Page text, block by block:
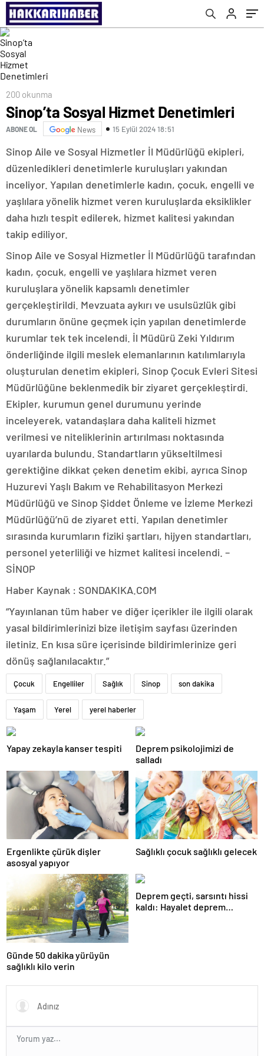
200 okunma
Sinop’ta Sosyal Hizmet Denetimleri
ABONE OL News 15 Eylül 2024 18:51
Sinop Aile ve Sosyal Hizmetler İl Müdürlüğü ekipleri,
düzenledikleri denetimlerle kuruluşları yakından
inceliyor. Yapılan denetimlerle kadın, çocuk, engelli ve
yaşlılara yönelik hizmet veren kuruluşlarda eksiklikler
daha hızlı tespit edilerek, hizmet kalitesi yakından
takip ediliyor.
Sinop Aile ve Sosyal Hizmetler İl Müdürlüğü tarafından
kadın, çocuk, engelli ve yaşlılara hizmet veren
kuruluşlara yönelik kapsamlı denetimler
gerçekleştirildi. Mevzuata aykırı ve usulsüzlük gibi
durumların önüne geçmek için yapılan denetimlerde
kurumlar tek tek incelendi. İl Müdürü Zeki Yıldırım
önderliğinde ilgili meslek elemanlarının katılımlarıyla
oluşturulan denetim ekipleri, Sinop Çocuk Evleri Sitesi
Müdürlüğüne beklenmedik bir ziyaret gerçekleştirdi.
Ekipler, kurumun genel durumunu yerinde
inceleyerek, vatandaşlara daha kaliteli hizmet
verilmesi ve niteliklerinin artırılması noktasında
uyarılarda bulundu. Standartların yükseltilmesi
gerektiğine dikkat çeken denetim ekibi, ayrıca Sinop
Huzurevi Yaşlı Bakım ve Rehabilitasyon Merkezi
Müdürlüğü ve Sinop Şiddet Önleme ve İzleme Merkezi
Müdürlüğü’nü de ziyaret etti. Yapılan denetimler
sırasında kurumların fiziki şartları, hijyen standartları,
personel yeterliliği ve hizmet kalitesi incelendi. –
SİNOP
Haber Kaynak : SONDAKIKA.COM
“Yayınlanan tüm haber ve diğer içerikler ile ilgili olarak
yasal bildirimlerinizi bize iletişim sayfası üzerinden
iletiniz. En kısa süre içerisinde bildirimlerinize geri
dönüş sağlanılacaktır.”
Çocuk Engelliler Sağlık Sinop son dakika
Yaşam Yerel yerel haberler
Yapay zekayla kanser tespiti
Deprem psikolojimizi de
salladı
Ergenlikte çürük dişler
asosyal yapıyor
Sağlıklı çocuk sağlıklı gelecek
Günde 50 dakika yürüyün
sağlıklı kilo verin
Deprem geçti, sarsıntı hissi
kaldı: Hayalet deprem